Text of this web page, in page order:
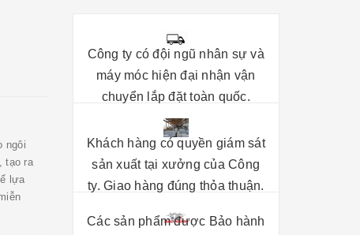
ngôi
tạo ra
lựa
Công ty có đội ngũ nhân sự và
máy móc hiện đại nhận vận
chuyển lắp đặt toàn quốc.
Khách hàng có quyền giám sát
sản xuất tại xưởng của Công
ty. Giao hàng đúng thỏa thuận.
Các sản phẩm được Bảo hành